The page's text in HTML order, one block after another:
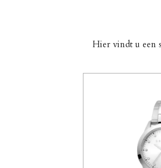
Hier vindt u een